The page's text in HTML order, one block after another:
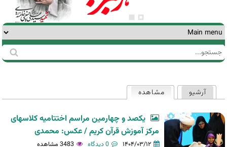
فرم
جستجو
اولیه
آرشیو مشاهده
یکصد و چهارمین مراسم اختتامیه کلاسهای
مرکز آموزش قرآن کریم / عکس: محمدی
۱۴۰۴/۰۳/۱۲ 0 دیدگاه 3483 مشاهده